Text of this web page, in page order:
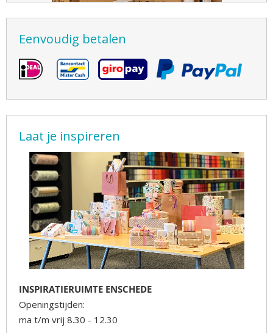
Eenvoudig betalen
Laat je inspireren
INSPIRATIERUIMTE ENSCHEDE
Openingstijden:
ma t/m vrij 8.30 - 12.30